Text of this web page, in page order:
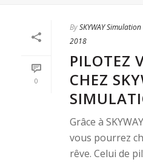
0
BySKYWAY Simulation
2018
PILOTEZ
CHEZ
Grâce à
vous pourrez
rêve. Celui de